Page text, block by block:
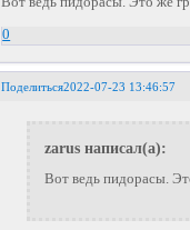
0
Поделиться2022-07-23 13:46:57
zarus написал(а):
Вот ведь пидорасы.